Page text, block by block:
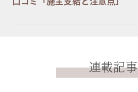
連載記事